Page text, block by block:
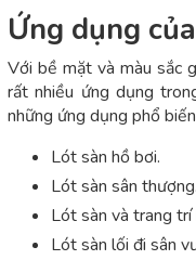
Ứng dụng
Với bề mặt và màu sắc
rất nhiều ứng dụng
những ứng dụng phổ
Lót sàn hồ bơi.
Lót sàn sân thượng.
Lót sàn và trang trí
Lót sàn lối đi sân